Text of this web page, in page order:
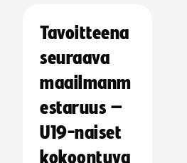
Tavoitteena
seuraava
maailmanm
estaruus –
U19-naiset
kokoontuva